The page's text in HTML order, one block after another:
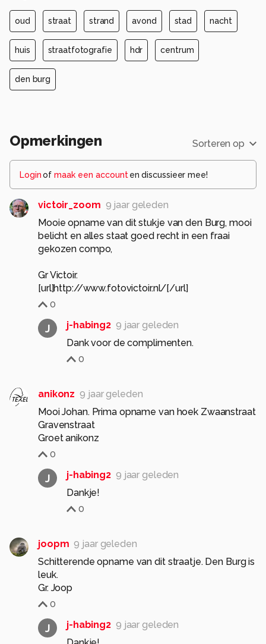
oud straat strand avond stad nacht
huis straatfotografie hdr centrum
den burg
Opmerkingen Sorteren op
Loginof maak een account en discussieer mee!
victoir_zoom 9 jaar geleden
Mooie opname van dit stukje van den Burg, mooi
belicht en alles staat goed recht in een fraai
gekozen compo,
Gr Victoir.
[url]http://www.fotovictoir.nl/[/url]
0
J j-habing2 9 jaar geleden
Dank voor de complimenten.
0
anikonz 9 jaar geleden
Mooi Johan. Prima opname van hoek Zwaanstraat
Gravenstraat
Groet anikonz
0
J j-habing2 9 jaar geleden
Dankje!
0
joopm 9 jaar geleden
Schitterende opname van dit straatje. Den Burg is
leuk.
Gr. Joop
0
J j-habing2 9 jaar geleden